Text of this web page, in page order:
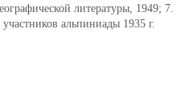
литературы, 1949; 7.
альпиниады 1935 г.